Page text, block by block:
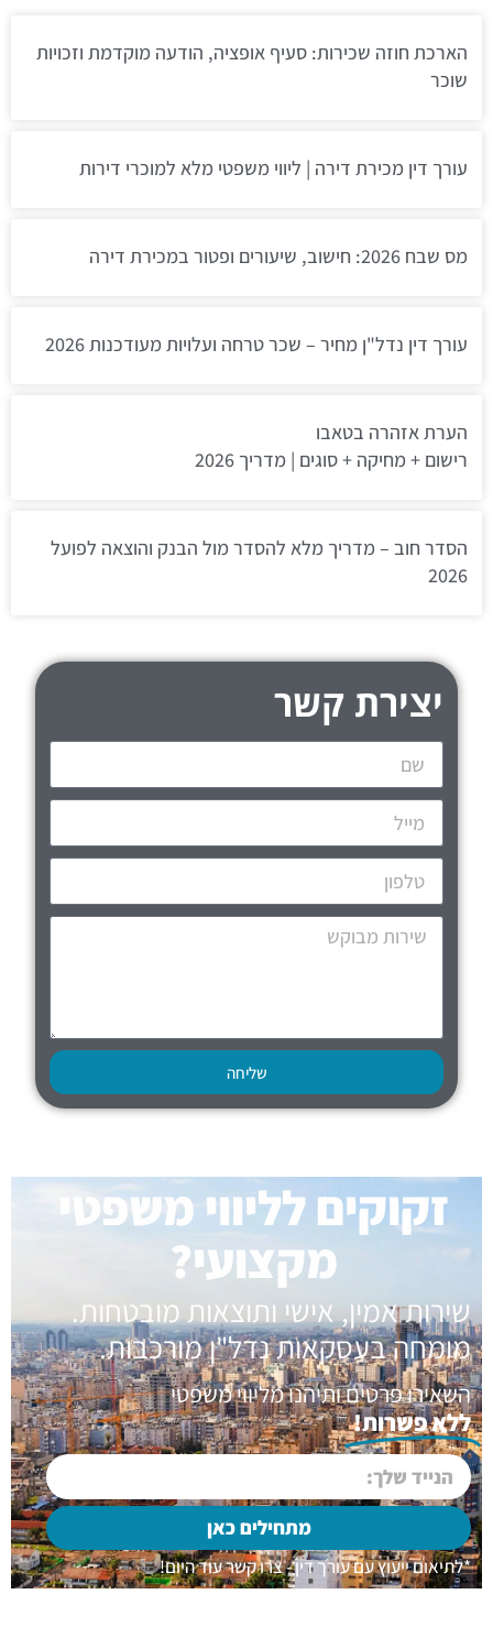
הארכת חוזה שכירות: סעיף אופציה, הודעה מוקדמת וזכויות
שוכר
עורך דין מכירת דירה | ליווי משפטי מלא למוכרי דירות
מס שבח 2026: חישוב, שיעורים ופטור במכירת דירה
עורך דין נדל"ן מחיר – שכר טרחה ועלויות מעודכנות 2026
הערת אזהרה בטאבו
רישום + מחיקה + סוגים | מדריך 2026
הסדר חוב – מדריך מלא להסדר מול הבנק והוצאה לפועל
2026
יצירת קשר
שליחה
זקוקים לליווי משפטי
מקצועי?
שירות אמין, אישי ותוצאות מובטחות.
מומחה בעסקאות נדל"ן מורכבות.
השאירו פרטים ותיהנו מליווי משפטי
ללא פשרות!
מתחילים כאן
*לתיאום ייעוץ עם עורך דין - צרו קשר עוד היום!